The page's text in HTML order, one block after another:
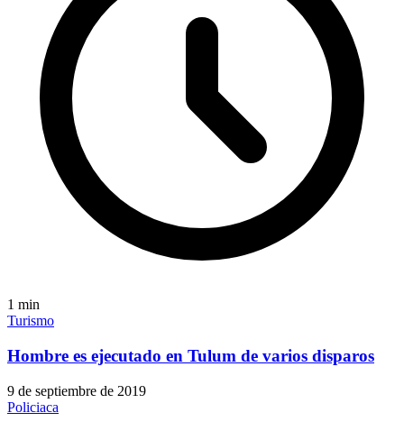
1 min
Turismo
Hombre es ejecutado en Tulum de varios disparos
9 de septiembre de 2019
Policiaca